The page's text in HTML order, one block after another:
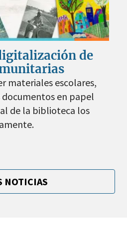
de
materiales escolares,
en papel
de la biblioteca los
NOTICIAS